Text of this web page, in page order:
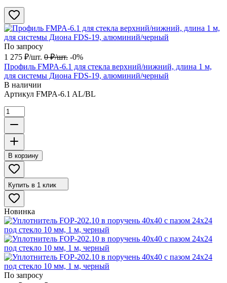
По запросу
1 275 ₽/шт. 0 ₽/шт. -0%
Профиль FMPA-6.1 для стекла верхний/нижний, длина 1 м,
для системы Диона FDS-19, алюминий/черный
В наличии
Артикул FMPA-6.1 AL/BL
В корзину
Купить в 1 клик
Новинка
По запросу